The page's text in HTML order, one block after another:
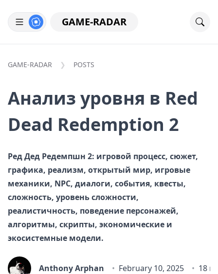
GAME-RADAR
GAME-RADAR POSTS
Анализ уровня в Red
Dead Redemption 2
Ред Дед Редемпшн 2: игровой процесс, сюжет,
графика, реализм, открытый мир, игровые
механики, NPC, диалоги, события, квесты,
сложность, уровень сложности,
реалистичность, поведение персонажей,
алгоритмы, скрипты, экономические и
экосистемные модели.
Anthony Arphan February 10, 2025 18